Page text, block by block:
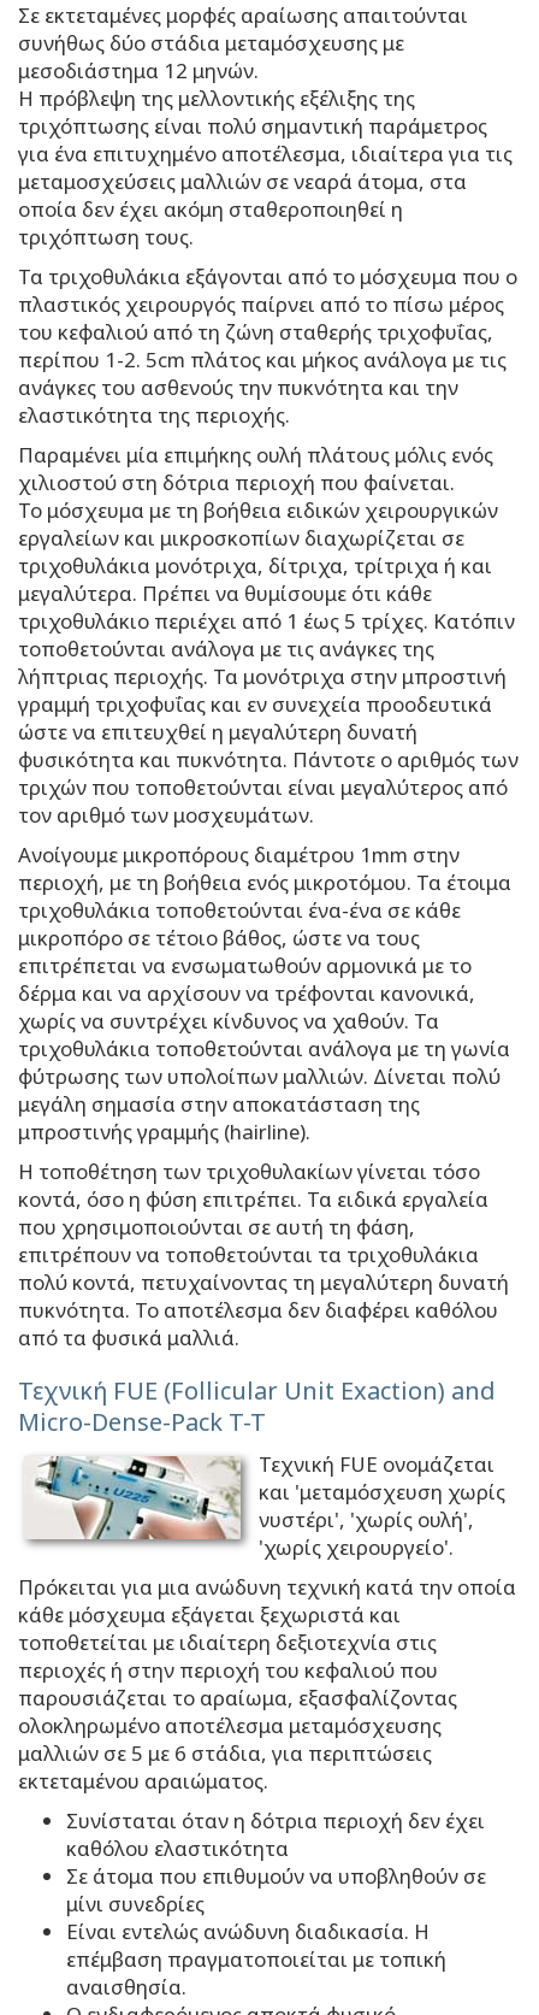
Σε εκτεταμένες μορφές αραίωσης απαιτούνται
συνήθως δύο στάδια μεταμόσχευσης με
μεσοδιάστημα 12 μηνών.
Η πρόβλεψη της μελλοντικής εξέλιξης της
τριχόπτωσης είναι πολύ σημαντική παράμετρος
για ένα επιτυχημένο αποτέλεσμα, ιδιαίτερα για τις
μεταμοσχεύσεις μαλλιών σε νεαρά άτομα, στα
οποία δεν έχει ακόμη σταθεροποιηθεί η
τριχόπτωση τους.
Τα τριχοθυλάκια εξάγονται από το μόσχευμα που ο
πλαστικός χειρουργός παίρνει από το πίσω μέρος
του κεφαλιού από τη ζώνη σταθερής τριχοφυΐας,
περίπου 1-2. 5cm πλάτος και μήκος ανάλογα με τις
ανάγκες του ασθενούς την πυκνότητα και την
ελαστικότητα της περιοχής.
Παραμένει μία επιμήκης ουλή πλάτους μόλις ενός
χιλιοστού στη δότρια περιοχή που φαίνεται.
Το μόσχευμα με τη βοήθεια ειδικών χειρουργικών
εργαλείων και μικροσκοπίων διαχωρίζεται σε
τριχοθυλάκια μονότριχα, δίτριχα, τρίτριχα ή και
μεγαλύτερα. Πρέπει να θυμίσουμε ότι κάθε
τριχοθυλάκιο περιέχει από 1 έως 5 τρίχες. Κατόπιν
τοποθετούνται ανάλογα με τις ανάγκες της
λήπτριας περιοχής. Τα μονότριχα στην μπροστινή
γραμμή τριχοφυΐας και εν συνεχεία προοδευτικά
ώστε να επιτευχθεί η μεγαλύτερη δυνατή
φυσικότητα και πυκνότητα. Πάντοτε ο αριθμός των
τριχών που τοποθετούνται είναι μεγαλύτερος από
τον αριθμό των μοσχευμάτων.
Ανοίγουμε μικροπόρους διαμέτρου 1mm στην
περιοχή, με τη βοήθεια ενός μικροτόμου. Τα έτοιμα
τριχοθυλάκια τοποθετούνται ένα-ένα σε κάθε
μικροπόρο σε τέτοιο βάθος, ώστε να τους
επιτρέπεται να ενσωματωθούν αρμονικά με το
δέρμα και να αρχίσουν να τρέφονται κανονικά,
χωρίς να συντρέχει κίνδυνος να χαθούν. Τα
τριχοθυλάκια τοποθετούνται ανάλογα με τη γωνία
φύτρωσης των υπολοίπων μαλλιών. Δίνεται πολύ
μεγάλη σημασία στην αποκατάσταση της
μπροστινής γραμμής (hairline).
Η τοποθέτηση των τριχοθυλακίων γίνεται τόσο
κοντά, όσο η φύση επιτρέπει. Τα ειδικά εργαλεία
που χρησιμοποιούνται σε αυτή τη φάση,
επιτρέπουν να τοποθετούνται τα τριχοθυλάκια
πολύ κοντά, πετυχαίνοντας τη μεγαλύτερη δυνατή
πυκνότητα. Το αποτέλεσμα δεν διαφέρει καθόλου
από τα φυσικά μαλλιά.
Τεχνική FUE (Follicular Unit Exaction) and
Micro-Dense-Pack T-T
Τεχνική FUE ονομάζεται
και 'μεταμόσχευση χωρίς
νυστέρι', 'χωρίς ουλή',
'χωρίς χειρουργείο'.
Πρόκειται για μια ανώδυνη τεχνική κατά την οποία
κάθε μόσχευμα εξάγεται ξεχωριστά και
τοποθετείται με ιδιαίτερη δεξιοτεχνία στις
περιοχές ή στην περιοχή του κεφαλιού που
παρουσιάζεται το αραίωμα, εξασφαλίζοντας
ολοκληρωμένο αποτέλεσμα μεταμόσχευσης
μαλλιών σε 5 με 6 στάδια, για περιπτώσεις
εκτεταμένου αραιώματος.
Συνίσταται όταν η δότρια περιοχή δεν έχει
καθόλου ελαστικότητα
Σε άτομα που επιθυμούν να υποβληθούν σε
μίνι συνεδρίες
Είναι εντελώς ανώδυνη διαδικασία. Η
επέμβαση πραγματοποιείται με τοπική
αναισθησία.